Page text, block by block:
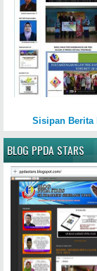
Sisipan Berita
BLOG PPDA STARS